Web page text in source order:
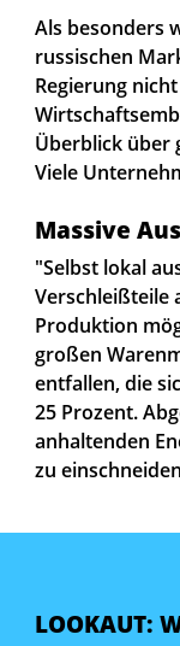
Als besonders
russischen
Regierung
Überblick über
Viele
Massive
"Selbst lokal
Verschleißteile
Produktion
großen
entfallen, die
25 Prozent.
anhaltenden
zu
LOOKAUT: